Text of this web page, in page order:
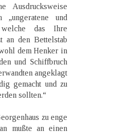
Ausdrucksweise
und
welche das Ihre
an den Bettelstab
dem Henker in
und Schiffbruch
angeklagt
gemacht und zu
sollten.“
zu enge
mußte an einen